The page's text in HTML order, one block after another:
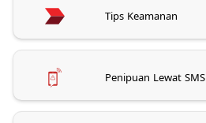
Tips Keamanan
Penipuan Lewat SMS